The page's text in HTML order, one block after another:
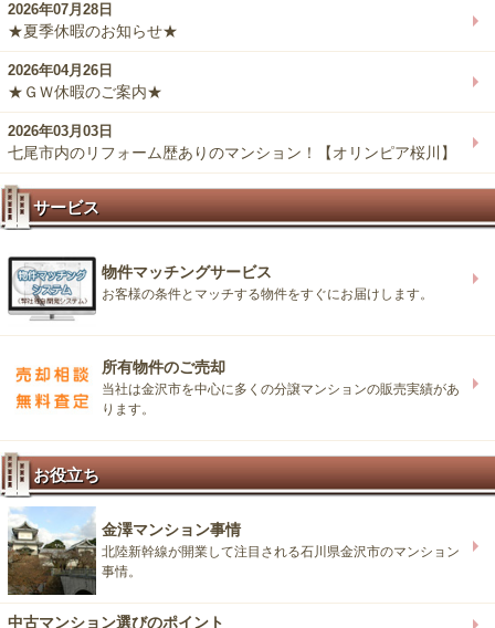
2026年07月28日
★夏季休暇のお知らせ★
2026年04月26日
★ＧＷ休暇のご案内★
2026年03月03日
七尾市内のリフォーム歴ありのマンション！【オリンピア桜川】
サービス
物件マッチングサービス
お客様の条件とマッチする物件をすぐにお届けします。
所有物件のご売却
当社は金沢市を中心に多くの分譲マンションの販売実績があ
ります。
お役立ち
金澤マンション事情
北陸新幹線が開業して注目される石川県金沢市のマンション
事情。
中古マンション選びのポイント